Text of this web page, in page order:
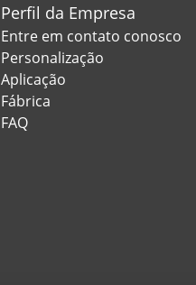
Perfil da Empresa
Entre em contato conosco
Personalização
Aplicação
Fábrica
FAQ